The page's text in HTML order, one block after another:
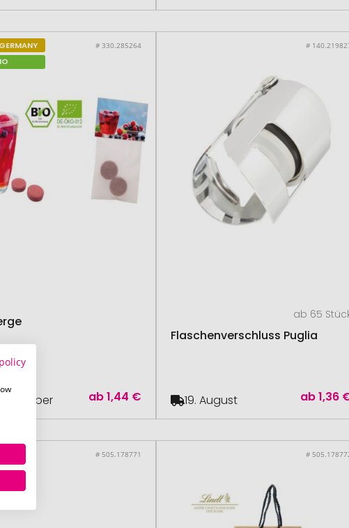
# 330.285264
ab1,44 €
#
ab 65
Flaschenverschluss Puglia
ab1,36
19. August
# 505.178771 #